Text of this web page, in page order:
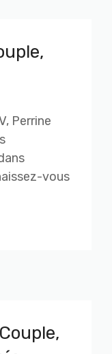
Perrine
vous